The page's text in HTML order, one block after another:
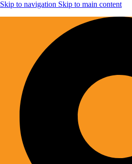
Skip to navigation Skip to main content